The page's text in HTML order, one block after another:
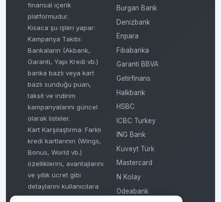
finansal içerik
platformudur.
Kısaca şu işleri yapar:
Kampanya Takibi:
Bankaların (Akbank,
Garanti, Yapı Kredi vb.)
banka bazlı veya kart
bazlı sunduğu puan,
taksit ve indirim
kampanyalarını güncel
olarak listeler.
Kart Karşılaştırma: Farklı
kredi kartlarının (Wings,
Bonus, World vb.)
özelliklerini, avantajlarını
ve yıllık ücret gibi
detaylarını kullanıcılara
sunar.
Burgan Bank
Denizbank
Enpara
Fibabanka
Garanti BBVA
Getirfinans
Halkbank
HSBC
ICBC Turkey
ING Bank
Kuveyt Türk
Mastercard
N Kolay
Odeabank